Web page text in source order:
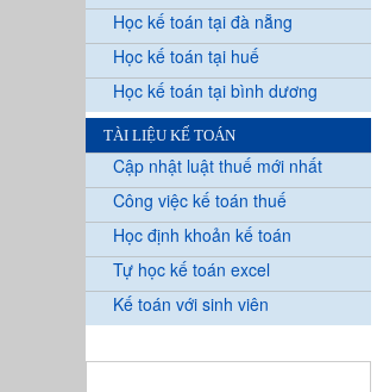
Học kế toán tại đà nẵng
Học kế toán tại huế
Học kế toán tại bình dương
TÀI LIỆU KẾ TOÁN
Cập nhật luật thuế mới nhất
Công việc kế toán thuế
Học định khoản kế toán
Tự học kế toán excel
Kế toán với sinh viên